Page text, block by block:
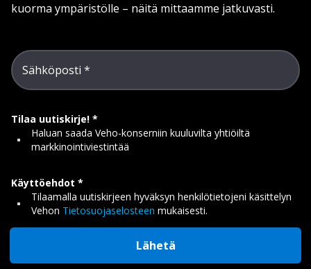
kuorma ympäristölle – näitä mittaamme jatkuvasti.
Sähköposti
Tilaa uutiskirje!
Haluan saada Veho-konserniin kuuluvilta yhtiöiltä
markkinointiviestintää
Käyttöehdot
Tilaamalla uutiskirjeen hyväksyn henkilötietojeni käsittelyn
Vehon Tietosuojaselosteen mukaisesti.
Lähetä